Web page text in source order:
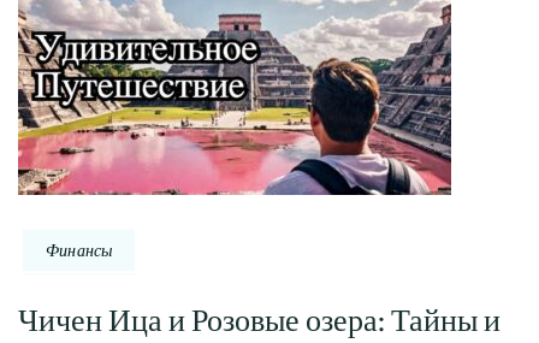
Финансы
Чичен Ица и Розовые озера: Тайны и